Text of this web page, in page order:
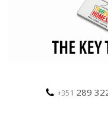
+351 289